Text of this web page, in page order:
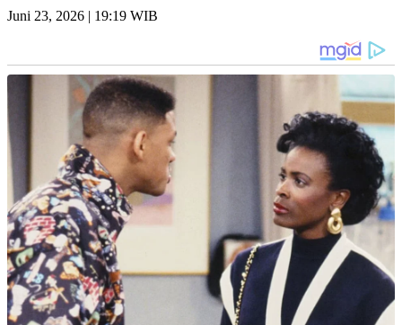
Juni 23, 2026 | 19:19 WIB